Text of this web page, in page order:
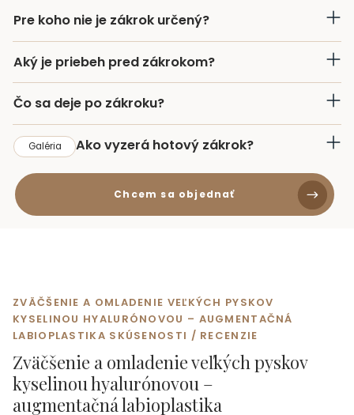
Pre koho nie je zákrok určený?
Aký je priebeh pred zákrokom?
Čo sa deje po zákroku?
Galéria Ako vyzerá hotový zákrok?
Chcem sa objednať
ZVÄČŠENIE A OMLADENIE VEĽKÝCH PYSKOV
KYSELINOU HYALURÓNOVOU – AUGMENTAČNÁ
LABIOPLASTIKA SKÚSENOSTI / RECENZIE
Zväčšenie a omladenie veľkých pyskov
kyselinou hyalurónovou –
augmentačná labioplastika